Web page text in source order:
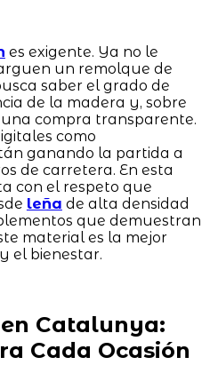
es exigente. Ya no le
un remolque de
saber el grado de
de la madera y, sobre
compra transparente.
como
ganando la partida a
de carretera. En esta
con el respeto que
leña de alta densidad
que demuestran
material es la mejor
el bienestar.
Catalunya:
Cada Ocasión